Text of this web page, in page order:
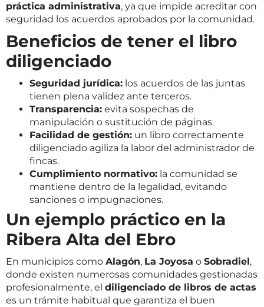
práctica administrativa, ya que impide acreditar con
seguridad los acuerdos aprobados por la comunidad.
Beneficios de tener el libro
diligenciado
Seguridad jurídica: los acuerdos de las juntas
tienen plena validez ante terceros.
Transparencia: evita sospechas de
manipulación o sustitución de páginas.
Facilidad de gestión: un libro correctamente
diligenciado agiliza la labor del administrador de
fincas.
Cumplimiento normativo: la comunidad se
mantiene dentro de la legalidad, evitando
sanciones o impugnaciones.
Un ejemplo práctico en la
Ribera Alta del Ebro
En municipios como Alagón, La Joyosa o Sobradiel,
donde existen numerosas comunidades gestionadas
profesionalmente, el diligenciado de libros de actas
es un trámite habitual que garantiza el buen